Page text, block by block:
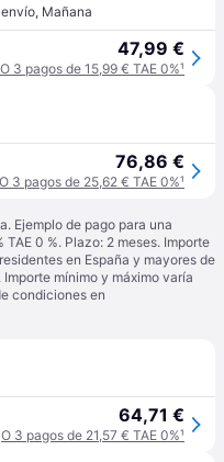
, Mañana
47,99 €
O 3 pagos de 15,99 € TAE 0%¹
76,86 €
O 3 pagos de 25,62 € TAE 0%¹
Ejemplo de pago para una
0 %. Plazo: 2 meses. Importe
en España y mayores de
mínimo y máximo varía
condiciones en
64,71 €
O 3 pagos de 21,57 € TAE 0%¹